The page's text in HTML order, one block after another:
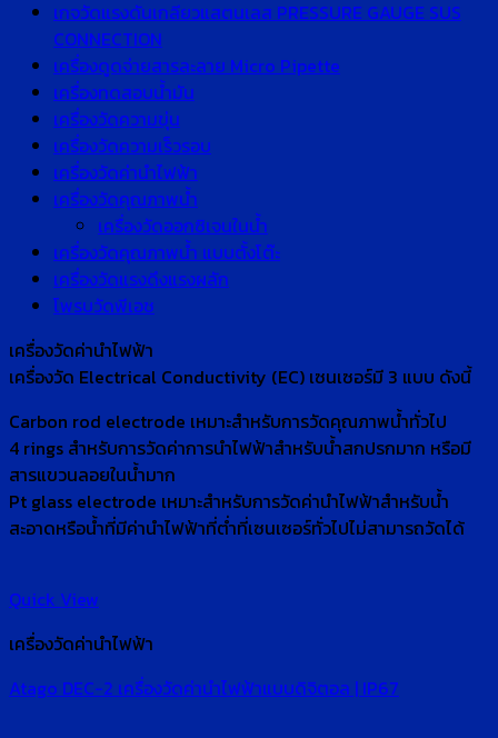
เกจวัดแรงดันเกลียวแสตนเลส PRESSURE GAUGE SUS
CONNECTION
เครื่องดูดจ่ายสารละลาย Micro Pipette
เครื่องทดสอบน้ำมัน
เครื่องวัดความขุ่น
เครื่องวัดความเร็วรอบ
เครื่องวัดค่านำไฟฟ้า
เครื่องวัดคุณภาพน้ำ
เครื่องวัดออกซิเจนในน้ำ
เครื่องวัดคุณภาพน้ำ แบบตั้งโต๊ะ
เครื่องวัดแรงดึงแรงผลัก
โพรบวัดพีเอช
เครื่องวัดค่านำไฟฟ้า
เครื่องวัด Electrical Conductivity (EC) เซนเซอร์มี 3 แบบ ดังนี้
Carbon rod electrode เหมาะสำหรับการวัดคุณภาพน้ำทั่วไป
4 rings สำหรับการวัดค่าการนำไฟฟ้าสำหรับน้ำสกปรกมาก หรือมี
สารแขวนลอยในน้ำมาก
Pt glass electrode เหมาะสำหรับการวัดค่านำไฟฟ้าสำหรับน้ำ
สะอาดหรือน้ำที่มีค่านำไฟฟ้าที่ต่ำที่เซนเซอร์ทั่วไปไม่สามารถวัดได้
Quick View
เครื่องวัดค่านำไฟฟ้า
Atago DEC-2 เครื่องวัดค่านำไฟฟ้าแบบดิจิตอล | IP67